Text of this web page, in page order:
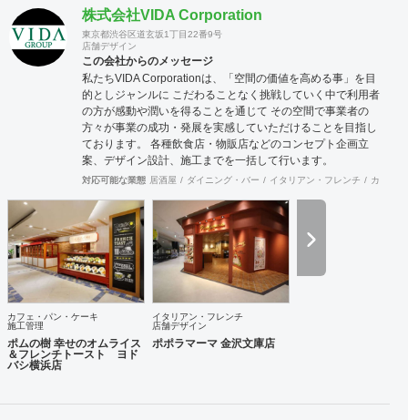
株式会社VIDA Corporation
東京都渋谷区道玄坂1丁目22番9号
店舗デザイン
この会社からのメッセージ
私たちVIDA Corporationは、「空間の価値を高める事」を目
的としジャンルに こだわることなく挑戦していく中で利用者
の方が感動や潤いを得ることを通じて その空間で事業者の
方々が事業の成功・発展を実感していただけることを目指し
ております。 各種飲食店・物販店などのコンセプト企画立
案、デザイン設計、施工までを一括して行います。
対応可能な業態 居酒屋 ダイニング・バー イタリアン・フレンチ カフェ
カフェ・パン・ケーキ
施工管理
ポムの樹 幸せのオムライス
＆フレンチトースト ヨド
バシ横浜店
イタリアン・フレンチ
店舗デザイン
ポポラマーマ 金沢文庫店